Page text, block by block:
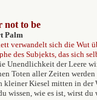
not to be
Palm
verwandelt sich die Wut
des Subjekts, das sich
Unendlichkeit der Leere
Toten aller Zeiten
kleiner Kiesel mitten in der
wissen, wie es ist, wirst du